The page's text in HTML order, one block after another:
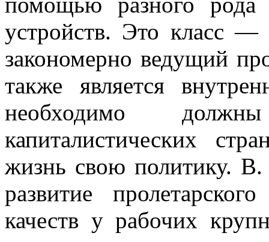
устройств. Это класс —
закономерно ведущий
также является
необходимо
капиталистических
жизнь свою политику.
развитие
качеств у рабочих